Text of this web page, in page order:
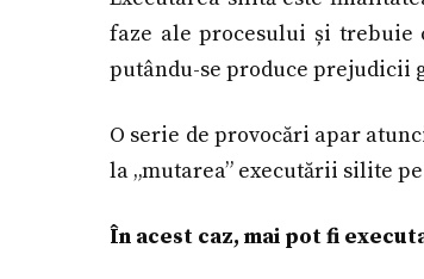
faze ale procesului și trebuie
putându-se produce prejudicii
O serie de provocări apar
la „mutarea” executării silite
În acest caz, mai pot fi